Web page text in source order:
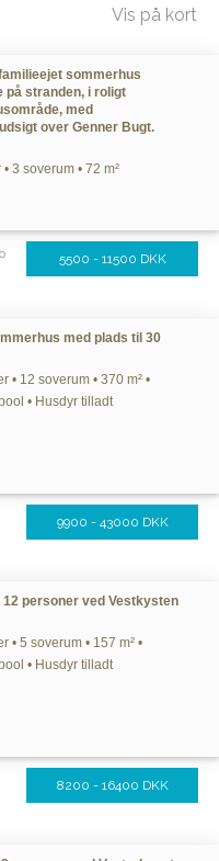
Vis på kort
sommerhus
på stranden, i roligt
med
over Genner Bugt.
3 soverum • 72 m²
5500 - 11500 DKK
med plads til 30
• 12 soverum • 370 m² •
• Husdyr tilladt
9900 - 43000 DKK
12 personer ved Vestkysten
• 5 soverum • 157 m² •
• Husdyr tilladt
8200 - 16400 DKK